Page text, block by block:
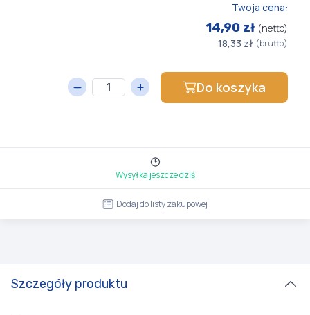
Twoja cena:
14,90 zł (netto)
18,33 zł (brutto)
Do koszyka
Wysyłka jeszcze dziś
Dodaj do listy zakupowej
Szczegóły produktu